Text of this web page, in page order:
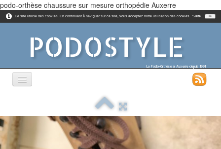
podo-orthèse chaussure sur mesure orthopédie Auxerre
Ce site utilise des cookies. En continuant à naviguer sur ce site, vous acceptez notre utilisation des cookies. Suite... OK
PODOSTYLE
La Podo-Orthèse à Auxerre depuis 1991
Chaussures
Semelles et Autre Produits